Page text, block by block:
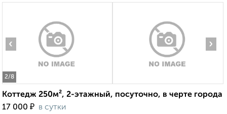
2/8
‹ ›
Коттедж 250м², 2-этажный, посуточно, в черте города
17 000 ₽ в сутки